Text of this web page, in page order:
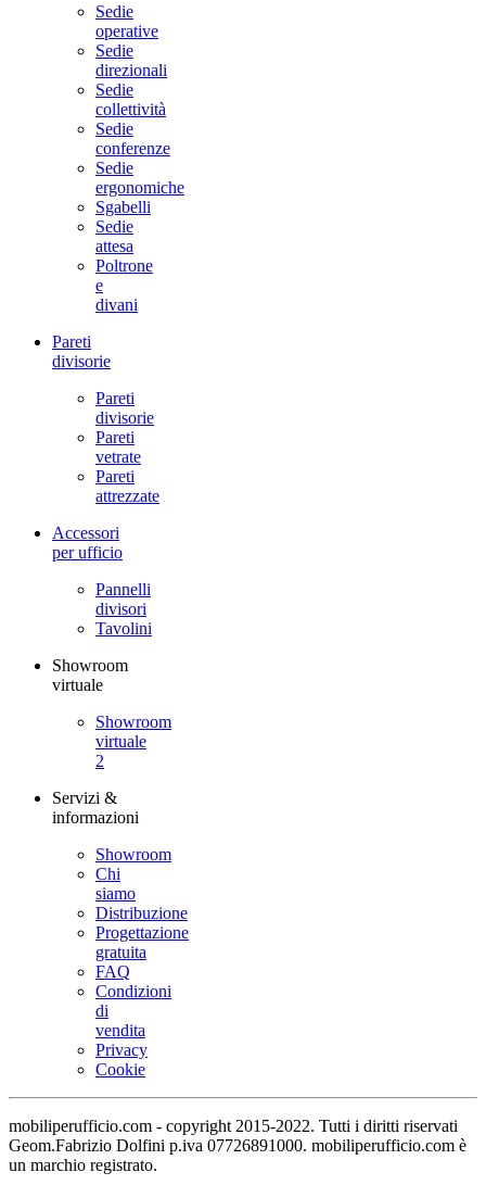
Sedie
operative
Sedie
direzionali
Sedie
collettività
Sedie
conferenze
Sedie
ergonomiche
Sgabelli
Sedie
attesa
Poltrone
e
divani
Pareti
divisorie
Pareti
divisorie
Pareti
vetrate
Pareti
attrezzate
Accessori
per ufficio
Pannelli
divisori
Tavolini
Showroom
virtuale
Showroom
virtuale
2
Servizi &
informazioni
Showroom
Chi
siamo
Distribuzione
Progettazione
gratuita
FAQ
Condizioni
di
vendita
Privacy
Cookie
mobiliperufficio.com - copyright 2015-2022. Tutti i diritti riservati
Geom.Fabrizio Dolfini p.iva 07726891000. mobiliperufficio.com è
un marchio registrato.